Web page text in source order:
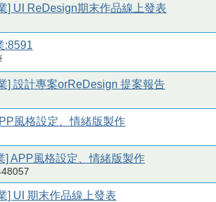
] UI ReDesign期末作品線上發表
:8591
] 設計專案orReDesign 提案報告
風格設定、情緒版製作
] APP風格設定、情緒版製作
] UI 期末作品線上發表